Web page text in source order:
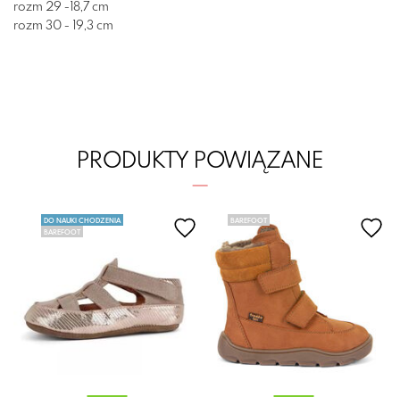
rozm 29 -18,7 cm
rozm 30 - 19,3 cm
PRODUKTY POWIĄZANE
DO NAUKI CHODZENIA
BAREFOOT
BAREFOOT